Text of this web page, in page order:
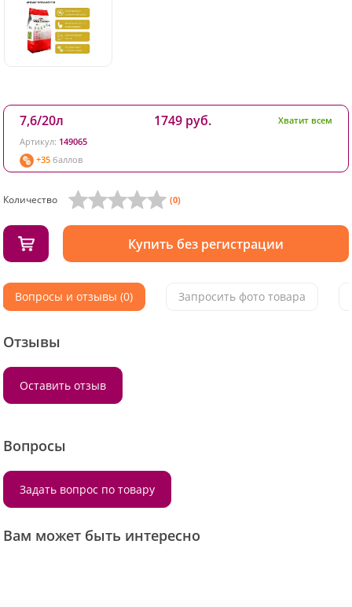
7,6/20л
Артикул: 149065
+35 баллов
1749 руб. Хватит всем
Количество
Купить без регистрации
(0)
Вопросы и отзывы (0) Запросить фото товара
Отзывы
Оставить отзыв
Вопросы
Задать вопрос по товару
Вам может быть интересно